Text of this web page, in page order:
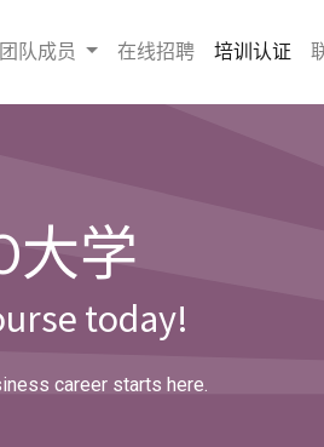
团队成员 在线招聘 培训认证
大学
today!
career starts here.